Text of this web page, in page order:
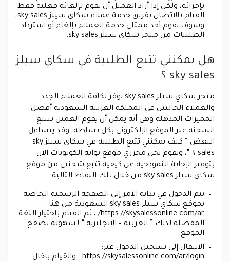
بإجرائه، ولكن إذا أراد العميل أن يقوم بإلغائه فعليه فقط
القيام بالاتصال بفريق خدمة عملاء سكاي سيلز sky sales،
وسوف يقوم أحد ممثلي خدمة العملاء بإلغاء أو استرداد
الطلبيات من متجر سكاي سيلز sky sales.
هل يمكنني تتبع الطلبية في سكاي سيلز
sky sales ؟
متجر سكاي سيلز sky sales يوفر لكافة العملاء الجدد
والعملاء الحاليين في المملكة العربية السعودية أفضل
المميزات المذهلة وهي أنه يمكن أن يقوم العميل بتتبع
الشحنة عبر الموقع الإلكتروني بكل بساطة، وقد يتساءل
البعض ” كيف يمكنني تتبع الطلبية في سكاي سيلز sky
sales ؟ “، ونقوم نحن محرري موقع بوابة الكوبونات الآن
بتوفير الإجابة النموذجية عن كيفية تتبع شحنتى من موقع
سكاي سيلز sky sales من خلال تلك النقاط التالية:
يتم الدخول في بداية الأمر إلى الصفحة الرسمية الخاصة
بموقع سكاي سيلز sky sales السعودية من هنا :
https://skysalessonline.com/ar/ ، ثم القيام باختيار اللغة
المفضلة لديك ” العربية – الإنجليزية ” لسهولة تصفح
الموقع.
الانتقال إلى تسجيل الدخول عبر:
https://skysalessonline.com/ar/login ، والقيام بإخال